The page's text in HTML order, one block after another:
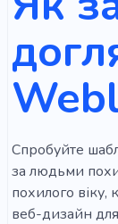
Будинок
Дідусь
Пункт
Спробуйте
за людьми
похилого віку,
веб-дизайн для